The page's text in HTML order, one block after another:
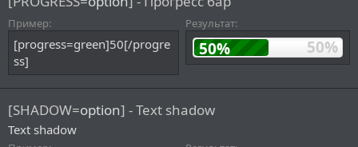
Пример:
[progress=green]50[/progre
ss]
Результат:
50%
50%
[SHADOW=option] - Text shadow
Text shadow